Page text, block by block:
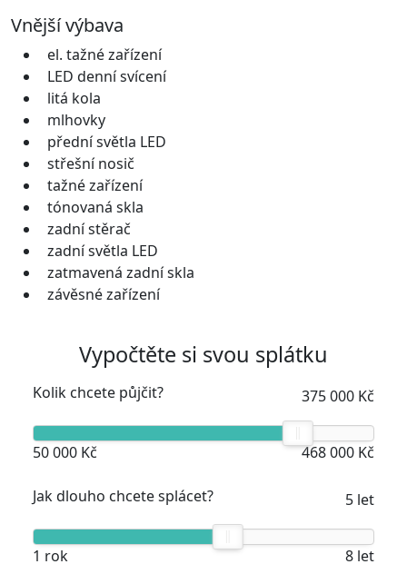
Vnější výbava
el. tažné zařízení
LED denní svícení
litá kola
mlhovky
přední světla LED
střešní nosič
tažné zařízení
tónovaná skla
zadní stěrač
zadní světla LED
zatmavená zadní skla
závěsné zařízení
Vypočtěte si svou splátku
Kolik chcete půjčit? 375 000 Kč
50 000 Kč 468 000 Kč
Jak dlouho chcete splácet? 5 let
1 rok 8 let